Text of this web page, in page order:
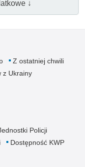
↓
Z ostatniej chwili
z Ukrainy
Policji
Dostępność KWP